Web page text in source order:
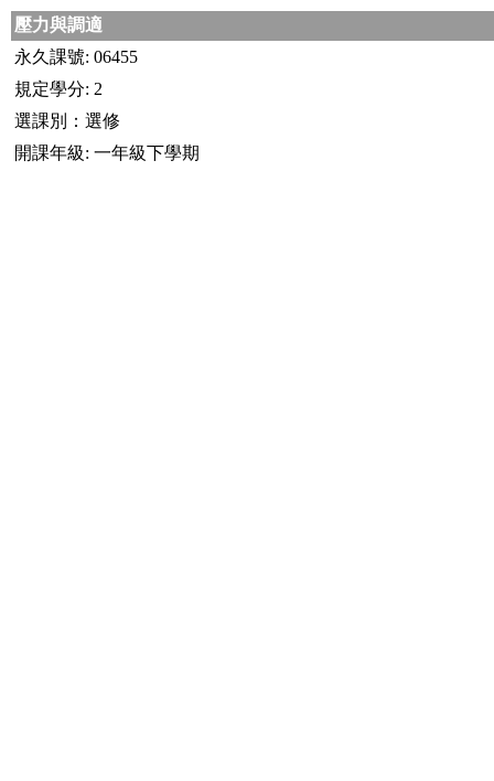
壓力與調適
永久課號: 06455
規定學分: 2
選課別：選修
開課年級: 一年級下學期